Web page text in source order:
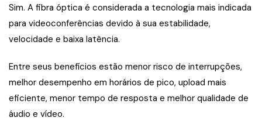
Sim. A fibra óptica é considerada a tecnologia mais indicada
para videoconferências devido à sua estabilidade,
velocidade e baixa latência.
Entre seus benefícios estão menor risco de interrupções,
melhor desempenho em horários de pico, upload mais
eficiente, menor tempo de resposta e melhor qualidade de
áudio e vídeo.